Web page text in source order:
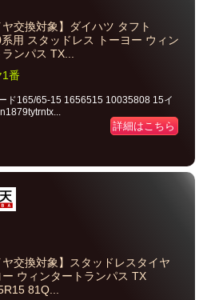
ヤ交換対象】ダイハツ タフト
用 スタッドレス トーヨー ウィン
ンパス TX...
1番
ド165/65-15 1656515 10035808 15イ
詳細はこちら
ヤ交換対象】スタッドレスタイヤ
ー ウィンタートランパス TX
81Q...